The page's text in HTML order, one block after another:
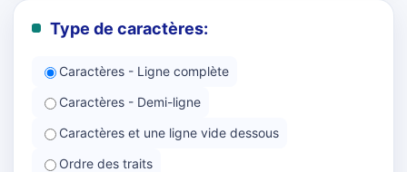
Type de caractères:
Caractères - Ligne complète
Caractères - Demi-ligne
Caractères et une ligne vide dessous
Ordre des traits